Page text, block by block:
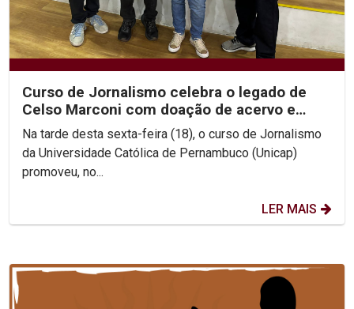
Curso de Jornalismo celebra o legado de
Celso Marconi com doação de acervo e
discussões sobre sua...
Na tarde desta sexta-feira (18), o curso de Jornalismo
da Universidade Católica de Pernambuco (Unicap)
promoveu, no...
LER MAIS